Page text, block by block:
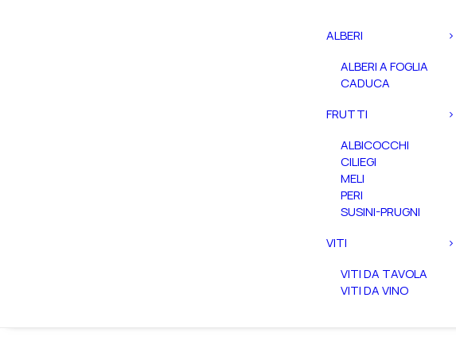
ALBERI
ALBERI A FOGLIA
CADUCA
FRUTTI
ALBICOCCHI
CILIEGI
MELI
PERI
SUSINI-PRUGNI
VITI
VITI DA TAVOLA
VITI DA VINO